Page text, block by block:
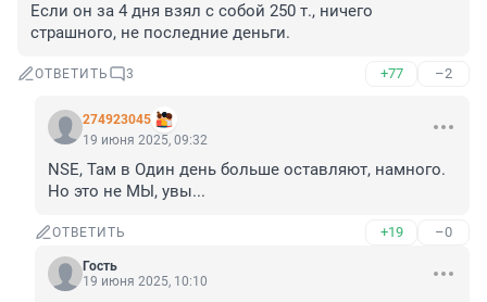
Если он за 4 дня взял с собой 250 т., ничего
страшного, не последние деньги.
ОТВЕТИТЬ 3 +77 –2
274923045
19 июня 2025, 09:32
NSE, Там в Один день больше оставляют, намного.
Но это не МЫ, увы...
ОТВЕТИТЬ +19 –0
Гость
19 июня 2025, 10:10